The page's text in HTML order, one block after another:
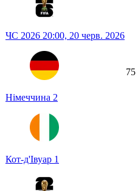
ЧС 2026 20:00, 20 черв. 2026
Німеччина 2
Кот-д'Івуар 1
75